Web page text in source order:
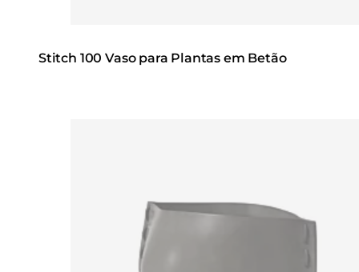
Stitch 100 Vaso para Plantas em Betão